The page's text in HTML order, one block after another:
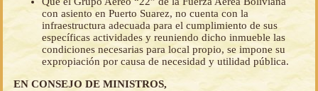
con asiento en Puerto Suarez, no cuenta con la
infraestructura adecuada para el cumplimiento de sus
específicas actividades y reuniendo dicho inmueble las
condiciones necesarias para local propio, se impone su
expropiación por causa de necesidad y utilidad pública.
EN CONSEJO DE MINISTROS,